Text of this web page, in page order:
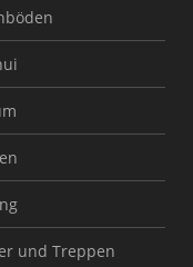
und Treppen